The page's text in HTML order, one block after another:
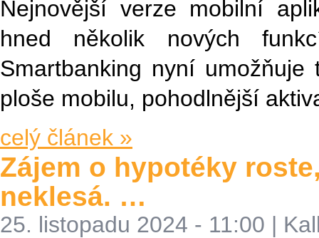
Nejnovější verze mobilní
hned několik nových
Smartbanking nyní
ploše mobilu, pohodlnější
celý článek »
Zájem o hypotéky
neklesá. …
25. listopadu 2024 - 11:00 |